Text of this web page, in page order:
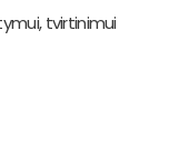
tvirtinimui